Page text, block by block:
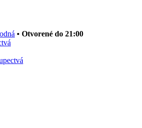
• Otvorené do 21:00